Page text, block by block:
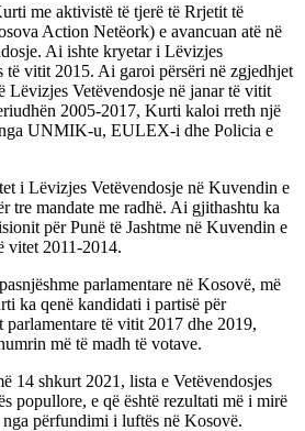
me aktivistë të tjerë të Rrjetit të
Action Netëork) e avancuan atë në
Ai ishte kryetar i Lëvizjes
të vitit 2015. Ai garoi përsëri në zgjedhjet
Lëvizjes Vetëvendosje në janar të vitit
2005-2017, Kurti kaloi rreth një
UNMIK-u, EULEX-i dhe Policia e
i Lëvizjes Vetëvendosje në Kuvendin e
tre mandate me radhë. Ai gjithashtu ka
për Punë të Jashtme në Kuvendin e
vitet 2011-2014.
parlamentare në Kosovë, më
ka qenë kandidati i partisë për
të vitit 2017 dhe 2019,
më të madh të votave.
14 shkurt 2021, lista e Vetëvendosjes
popullore, e që është rezultati më i mirë
përfundimi i luftës në Kosovë.